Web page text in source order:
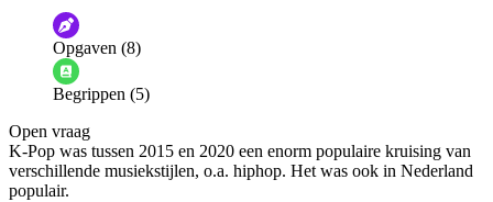
De audio is slecht
Informatie is onjuist
De docent is te langdradig
De uitleg gaat te langzaam
Afspelen werkte niet
Iets anders
Opgaven (8)
Begrippen (5)
Open vraag
K-Pop was tussen 2015 en 2020 een enorm populaire kruising van
verschillende musiekstijlen, o.a. hiphop. Het was ook in Nederland
populair.